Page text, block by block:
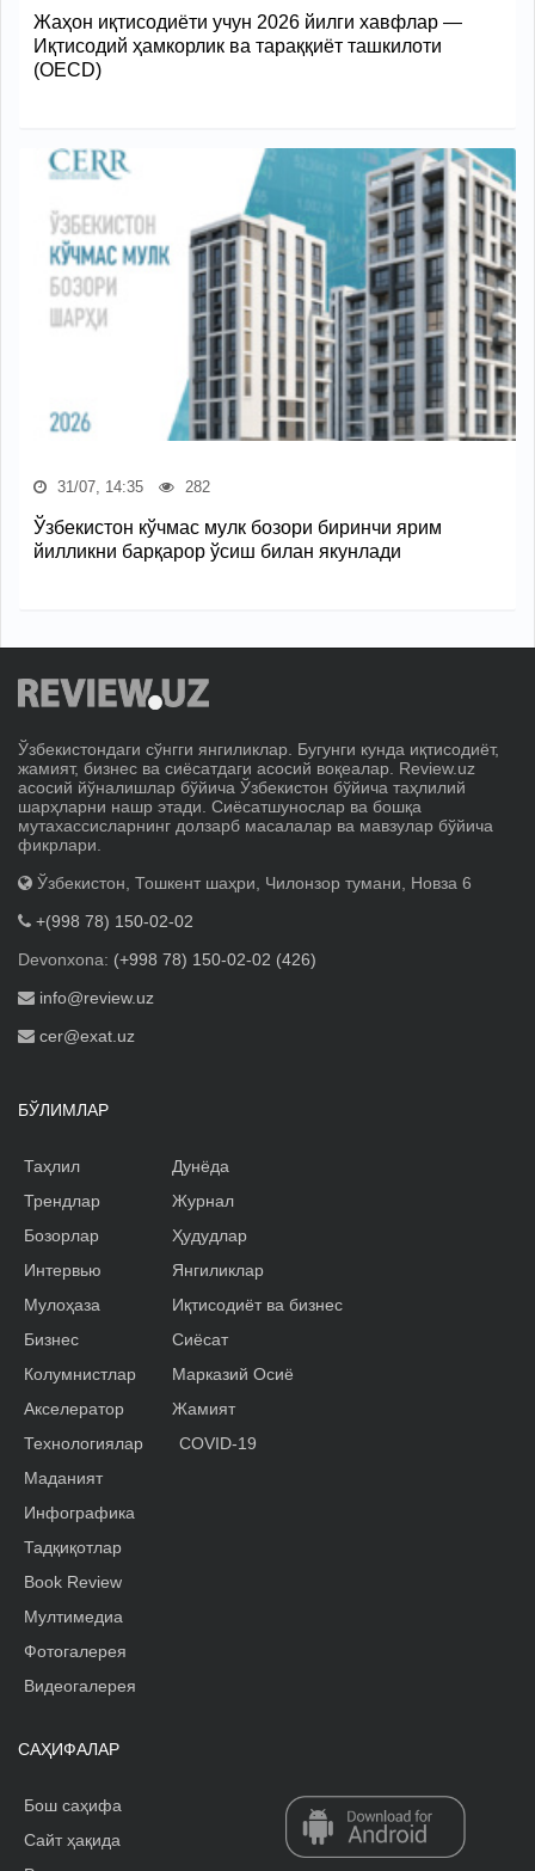
Жаҳон иқтисодиёти учун 2026 йилги хавфлар —
Иқтисодий ҳамкорлик ва тараққиёт ташкилоти
(OECD)
31/07, 14:35 282
Ўзбекистон кўчмас мулк бозори биринчи ярим
йилликни барқарор ўсиш билан якунлади
Ўзбекистондаги сўнгги янгиликлар. Бугунги кунда иқтисодиёт,
жамият, бизнес ва сиёсатдаги асосий воқеалар. Review.uz
асосий йўналишлар бўйича Ўзбекистон бўйича таҳлилий
шарҳларни нашр этади. Сиёсатшунослар ва бошқа
мутахассисларнинг долзарб масалалар ва мавзулар бўйича
фикрлари.
Ўзбекистон, Тошкент шаҳри, Чилонзор тумани, Новза 6
+(998 78) 150-02-02
Devonxona: (+998 78) 150-02-02 (426)
info@review.uz
cer@exat.uz
БЎЛИМЛАР
Таҳлил
Трендлар
Бозорлар
Интервью
Мулоҳаза
Бизнес
Колумнистлар
Акселератор
Дунёда
Журнал
Ҳудудлар
Янгиликлар
Иқтисодиёт ва бизнес
Сиёсат
Марказий Осиё
Жамият
Технологиялар
Маданият
Инфографика
Тадқиқотлар
Book Review
Мултимедиа
Фотогалерея
Видеогалерея
COVID-19
САҲИФАЛАР
Бош саҳифа
Сайт ҳақида